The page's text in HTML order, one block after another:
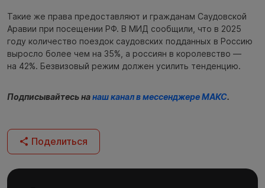
Такие же права предоставляют и гражданам Саудовской
Аравии при посещении РФ. В МИД сообщили, что в 2025
году количество поездок саудовских подданных в Россию
выросло более чем на 35%, а россиян в королевство —
на 42%. Безвизовый режим должен усилить тенденцию.
Подписывайтесь нанаш канал в мессенджере МАКС.
Поделиться